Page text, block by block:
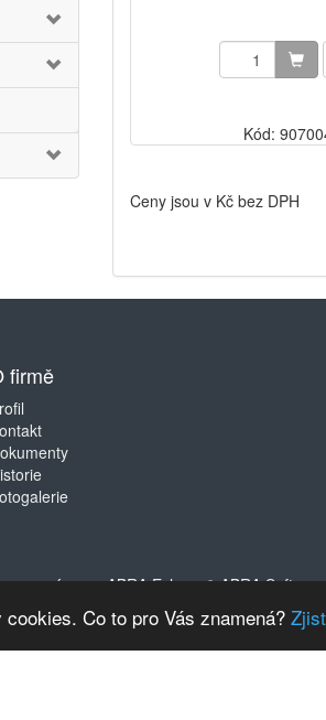
Co to pro Vás znamená?
Kód:
Ceny jsou v Kč bez DPH
firmě
naABRA Eshop. ©ABRA